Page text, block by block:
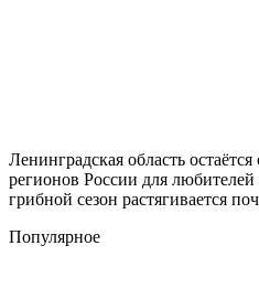
Ленинградская область
регионов России для любителей
грибной сезон растягивается
Популярное